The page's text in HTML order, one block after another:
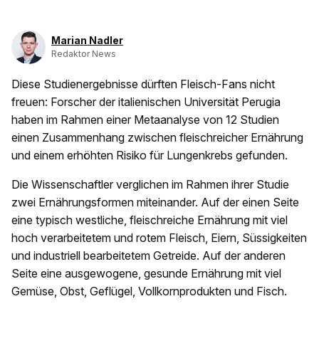
Marian Nadler
Redaktor News
Diese Studienergebnisse dürften Fleisch-Fans nicht
freuen: Forscher der italienischen Universität Perugia
haben im Rahmen einer Metaanalyse von 12 Studien
einen Zusammenhang zwischen fleischreicher Ernährung
und einem erhöhten Risiko für Lungenkrebs gefunden.
Die Wissenschaftler verglichen im Rahmen ihrer Studie
zwei Ernährungsformen miteinander. Auf der einen Seite
eine typisch westliche, fleischreiche Ernährung mit viel
hoch verarbeitetem und rotem Fleisch, Eiern, Süssigkeiten
und industriell bearbeitetem Getreide. Auf der anderen
Seite eine ausgewogene, gesunde Ernährung mit viel
Gemüse, Obst, Geflügel, Vollkornprodukten und Fisch.